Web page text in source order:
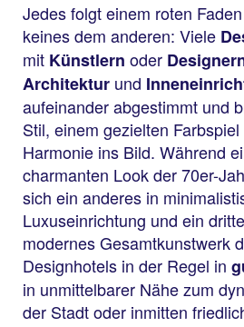
Jedes folgt einem roten
keines dem anderen: Viele
mit Künstlern oder
Architektur und
aufeinander abgestimmt und
Stil, einem gezielten
Harmonie ins Bild. Während
charmanten Look der 70er-
sich ein anderes in
Luxuseinrichtung und ein
modernes Gesamtkunstwerk
Designhotels in der Regel in
in unmittelbarer Nähe zum
der Stadt oder inmitten